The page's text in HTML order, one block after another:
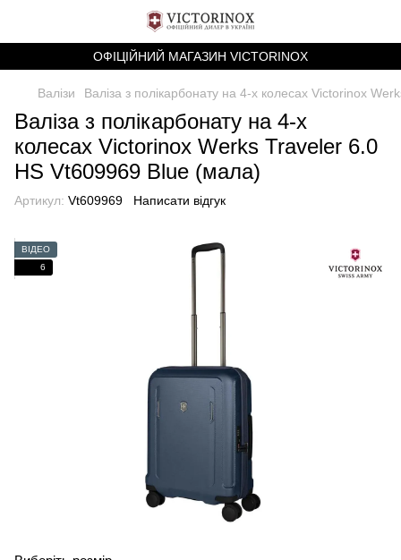
ОФІЦІЙНИЙ МАГАЗИН VICTORINOX
Валізи Валіза з полікарбонату на 4-х колесах Victorinox
Валіза з полікарбонату на 4-х
колесах Victorinox Werks Traveler 6.0
HS Vt609969 Blue (мала)
Артикул: Vt609969 Написати відгук
ВІДЕО
6